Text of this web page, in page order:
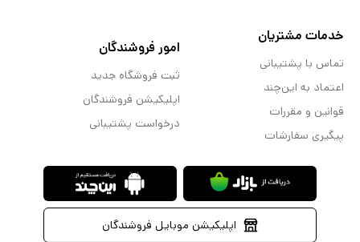
خدمات مشتریان
تماس با پشتیبانی
اعتماد به این‌چند
قوانین و مقررات
پیگیری سفارشات
امور فروشندگان
ثبت فروشگاه جدید
اپلیکیشن فروشندگان
درخواست پشتیبانی
اپلیکیشن موبایل فروشندگان